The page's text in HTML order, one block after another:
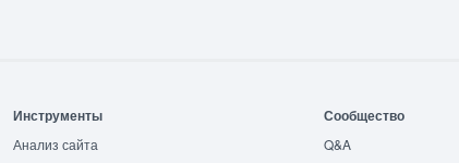
Инструменты
Анализ сайта
Сообщество
Q&A